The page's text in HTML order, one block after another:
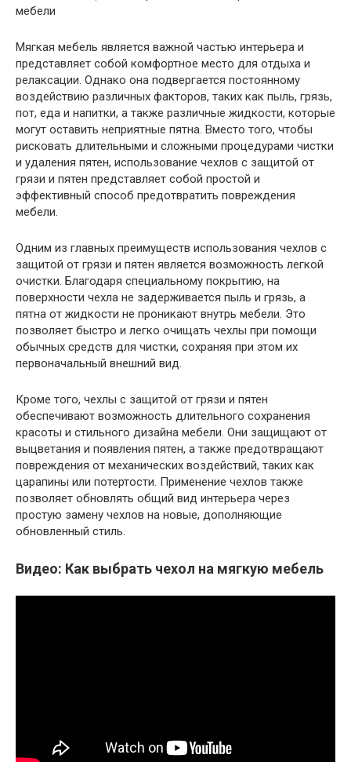
Мягкая мебель является важной частью интерьера и
представляет собой комфортное место для отдыха и
релаксации. Однако она подвергается постоянному
воздействию различных факторов, таких как пыль, грязь,
пот, еда и напитки, а также различные жидкости, которые
могут оставить неприятные пятна. Вместо того, чтобы
рисковать длительными и сложными процедурами чистки
и удаления пятен, использование чехлов с защитой от
грязи и пятен представляет собой простой и
эффективный способ предотвратить повреждения
мебели.
Одним из главных преимуществ использования чехлов с
защитой от грязи и пятен является возможность легкой
очистки. Благодаря специальному покрытию, на
поверхности чехла не задерживается пыль и грязь, а
пятна от жидкости не проникают внутрь мебели. Это
позволяет быстро и легко очищать чехлы при помощи
обычных средств для чистки, сохраняя при этом их
первоначальный внешний вид.
Кроме того, чехлы с защитой от грязи и пятен
обеспечивают возможность длительного сохранения
красоты и стильного дизайна мебели. Они защищают от
выцветания и появления пятен, а также предотвращают
повреждения от механических воздействий, таких как
царапины или потертости. Применение чехлов также
позволяет обновлять общий вид интерьера через
простую замену чехлов на новые, дополняющие
обновленный стиль.
Видео: Как выбрать чехол на мягкую мебель